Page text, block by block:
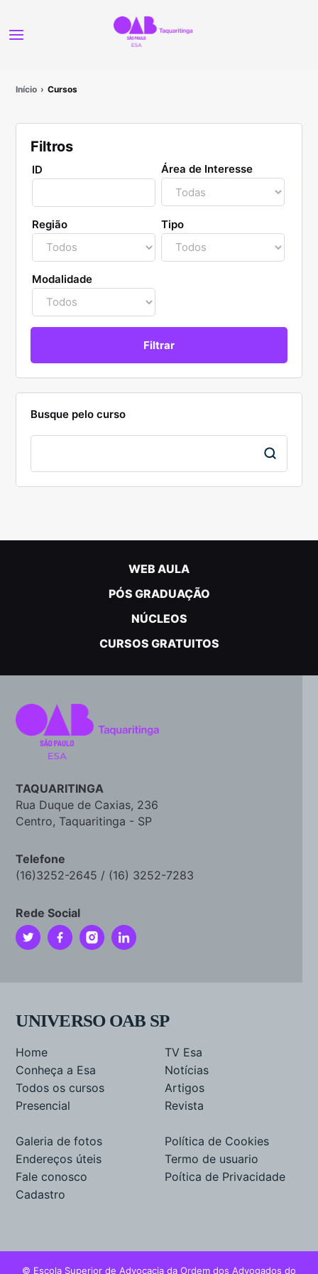
Início Cursos
Filtros
ID Área de Interesse
Região Tipo
Modalidade
Busque pelo curso
WEB AULA
PÓS GRADUAÇÃO
NÚCLEOS
CURSOS GRATUITOS
TAQUARITINGA
Rua Duque de Caxias, 236
Centro, Taquaritinga - SP
Telefone
(16)3252-2645 / (16) 3252-7283
Rede Social
UNIVERSO OAB SP
Home
Conheça a Esa
Todos os cursos
Presencial
TV Esa
Notícias
Artigos
Revista
Galeria de fotos
Endereços úteis
Fale conosco
Cadastro
Política de Cookies
Termo de usuario
Poítica de Privacidade
© Escola Superior de Advocacia da Ordem dos Advogados do